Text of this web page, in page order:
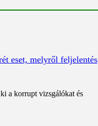
eset, melyről feljelentés
a korrupt vizsgálókat és